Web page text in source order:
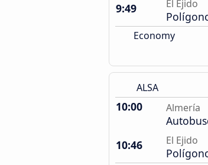
9:49
El Ejido
Economy
ALSA
10:00 Almería
10:46
El Ejido